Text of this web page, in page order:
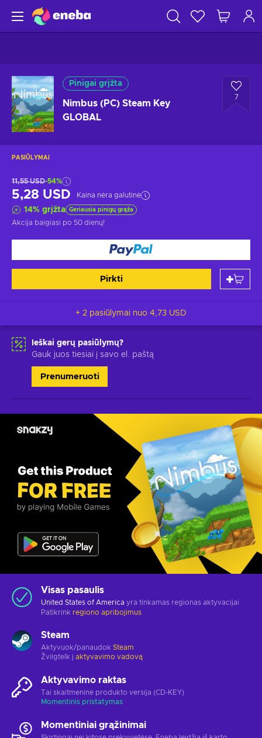
Pinigai grįžta
Nimbus (PC) Steam Key
GLOBAL
7
PASIŪLYMAI
11,55 USD-54%
5,28 USD Kaina nėra galutinė
14% grįžta Geriausia pinigų grąža
Akcija baigiasi po 50 dienų!
Pirkti
+ 2 pasiūlymai nuo 4,73 USD
Ieškai gerų pasiūlymų?
Gauk juos tiesiai į savo el. paštą
Prenumeruoti
Visas pasaulis
United States of America yra tinkamas regionas aktyvacijai
Patikrink regiono apribojimus
Steam
Aktyvuok/panaudok Steam
Žvilgtelk į aktyvavimo vadovą
Aktyvavimo raktas
Tai skaitmeninė produkto versija (CD-KEY)
Momentinis pristatymas
Momentiniai grąžinimai